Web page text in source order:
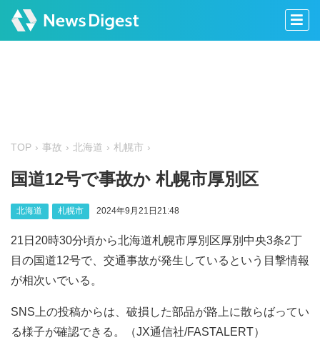
TOP 事故 北海道 札幌市
国道12号で事故か 札幌市厚別区
北海道 札幌市 2024年9月21日21:48
21日20時30分頃から北海道札幌市厚別区厚別中央3条2丁
目の国道12号で、交通事故が発生しているという目撃情報
が相次いでいる。
SNS上の投稿からは、破損した部品が路上に散らばってい
る様子が確認できる。（JX通信社/FASTALERT）